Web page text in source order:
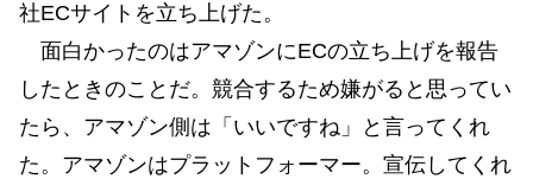
社ECサイトを立ち上げた。
面白かったのはアマゾンにECの立ち上げを報告
したときのことだ。競合するため嫌がると思ってい
たら、アマゾン側は「いいですね」と言ってくれ
た。アマゾンはプラットフォーマー。宣伝してくれ